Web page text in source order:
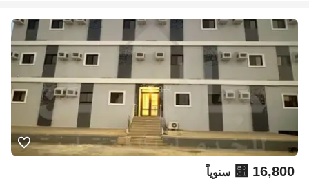
⃁ 16,800 سنوياً